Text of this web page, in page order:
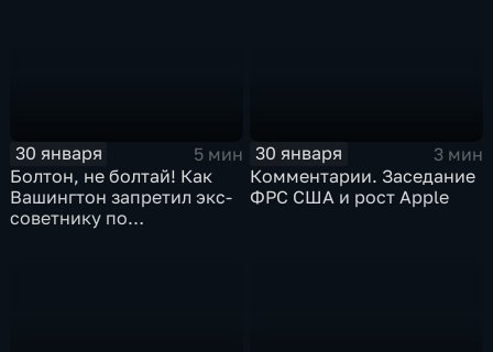
30 января
5 мин
Болтон, не болтай! Как
Вашингтон запретил экс-
советнику по
30 января
3 мин
Комментарии. Заседание
ФРС США и рост Apple